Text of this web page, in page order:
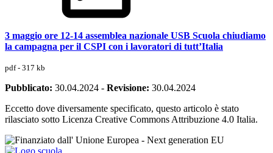
3 maggio ore 12-14 assemblea nazionale USB Scuola chiudiamo
la campagna per il CSPI con i lavoratori di tutt’Italia
pdf - 317 kb
Pubblicato: 30.04.2024 - Revisione: 30.04.2024
Eccetto dove diversamente specificato, questo articolo è stato
rilasciato sotto Licenza Creative Commons Attribuzione 4.0 Italia.